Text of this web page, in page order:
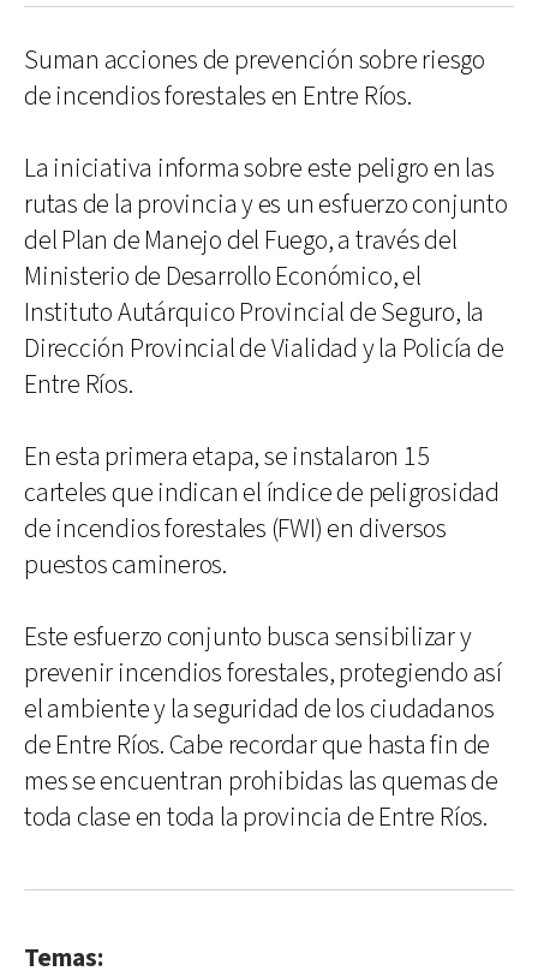
Suman acciones de prevención sobre riesgo
de incendios forestales en Entre Ríos.
La iniciativa informa sobre este peligro en las
rutas de la provincia y es un esfuerzo conjunto
del Plan de Manejo del Fuego, a través del
Ministerio de Desarrollo Económico, el
Instituto Autárquico Provincial de Seguro, la
Dirección Provincial de Vialidad y la Policía de
Entre Ríos.
En esta primera etapa, se instalaron 15
carteles que indican el índice de peligrosidad
de incendios forestales (FWI) en diversos
puestos camineros.
Este esfuerzo conjunto busca sensibilizar y
prevenir incendios forestales, protegiendo así
el ambiente y la seguridad de los ciudadanos
de Entre Ríos. Cabe recordar que hasta fin de
mes se encuentran prohibidas las quemas de
toda clase en toda la provincia de Entre Ríos.
Temas: